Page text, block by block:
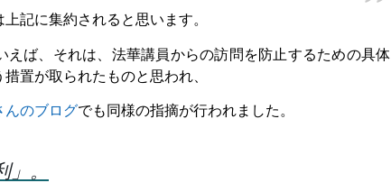
記に集約されると思います。
えば、それは、法華講員からの訪問を防止するための具体
置が取られたものと思われ、
んのブログでも同様の指摘が行われました。
。